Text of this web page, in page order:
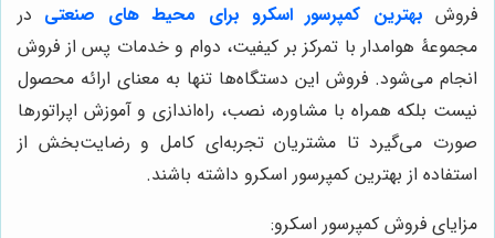
فروش بهترین کمپرسور اسکرو برای محیط های صنعتی در
مجموعۀ هوامدار با تمرکز بر کیفیت، دوام و خدمات پس از فروش
انجام می‌شود. فروش این دستگاه‌ها تنها به معنای ارائه محصول
نیست بلکه همراه با مشاوره، نصب، راه‌اندازی و آموزش اپراتورها
صورت می‌گیرد تا مشتریان تجربه‌ای کامل و رضایت‌بخش از
استفاده از بهترین کمپرسور اسکرو داشته باشند.
مزایای فروش کمپرسور اسکرو: